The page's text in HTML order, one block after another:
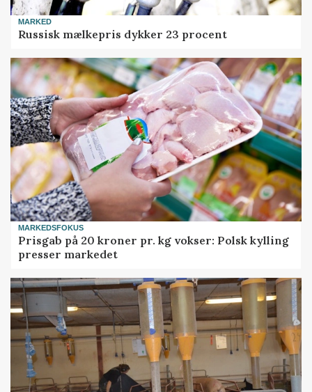
MARKED
Russisk mælkepris dykker 23 procent
MARKEDSFOKUS
Prisgab på 20 kroner pr. kg vokser: Polsk kylling
presser markedet